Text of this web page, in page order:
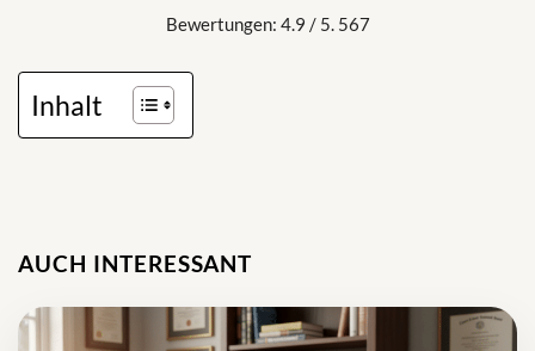
Bewertungen: 4.9 / 5. 567
Inhalt
AUCH INTERESSANT